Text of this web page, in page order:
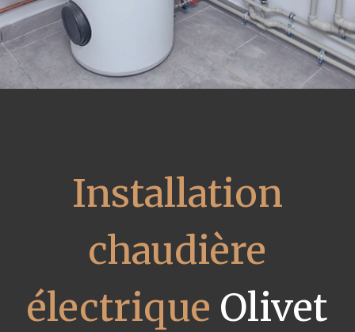
Installation
chaudière
électrique Olivet